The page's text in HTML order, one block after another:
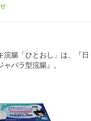
浣腸「ひとおし」は、『日
ャバラ型浣腸』。